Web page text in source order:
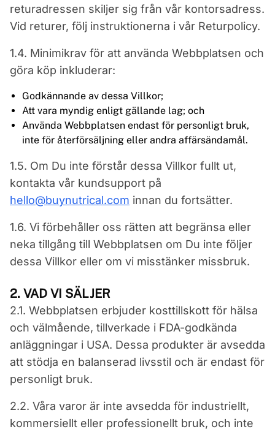
returadressen skiljer sig från vår kontorsadress.
Vid returer, följ instruktionerna i vår Returpolicy.
1.4. Minimikrav för att använda Webbplatsen och
göra köp inkluderar:
Godkännande av dessa Villkor;
Att vara myndig enligt gällande lag; och
Använda Webbplatsen endast för personligt bruk,
inte för återförsäljning eller andra affärsändamål.
1.5. Om Du inte förstår dessa Villkor fullt ut,
kontakta vår kundsupport på
hello@buynutrical.com innan du fortsätter.
1.6. Vi förbehåller oss rätten att begränsa eller
neka tillgång till Webbplatsen om Du inte följer
dessa Villkor eller om vi misstänker missbruk.
2. VAD VI SÄLJER
2.1. Webbplatsen erbjuder kosttillskott för hälsa
och välmående, tillverkade i FDA-godkända
anläggningar i USA. Dessa produkter är avsedda
att stödja en balanserad livsstil och är endast för
personligt bruk.
2.2. Våra varor är inte avsedda för industriellt,
kommersiellt eller professionellt bruk, och inte